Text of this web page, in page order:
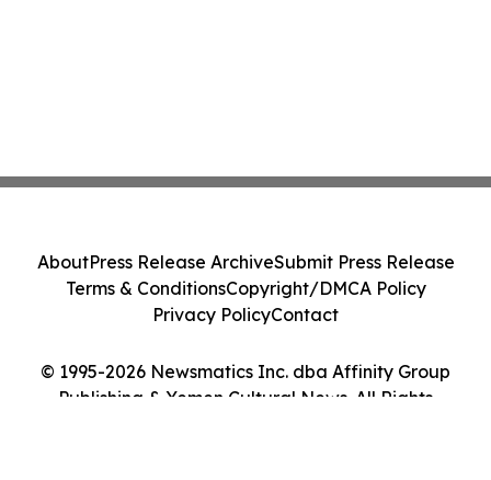
© 1995-2026 Newsmatics Inc. dba Affinity Group
Publishing & Yemen Cultural News. All Rights
AboutPress Release ArchiveSubmit Press Release
Terms & ConditionsCopyright/DMCA Policy
Privacy PolicyContact